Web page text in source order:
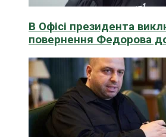
В Офісі президента
повернення Федорова